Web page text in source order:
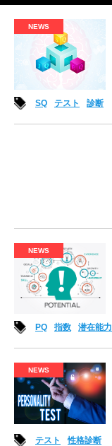
NEWS
SQ テスト 診断
NEWS
PQ 指数 潜在能力
NEWS
テスト
性格診断